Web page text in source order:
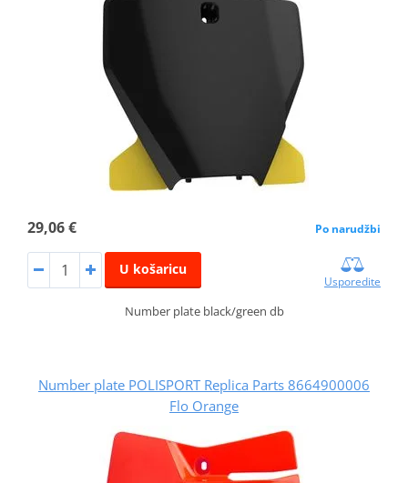
29,06 € Po narudžbi
U košaricu
Usporedite
Number plate black/green db
Number plate POLISPORT Replica Parts 8664900006
Flo Orange